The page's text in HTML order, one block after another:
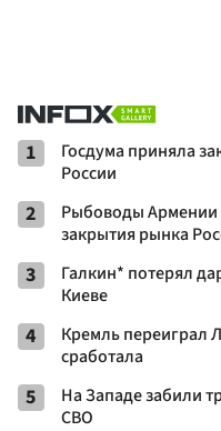
1
Госдума приняла
России
2
Рыбоводы Армении
закрытия рынка
3
Галкин* потерял
Киеве
4
Кремль переиграл
сработала
5
На Западе забили
СВО